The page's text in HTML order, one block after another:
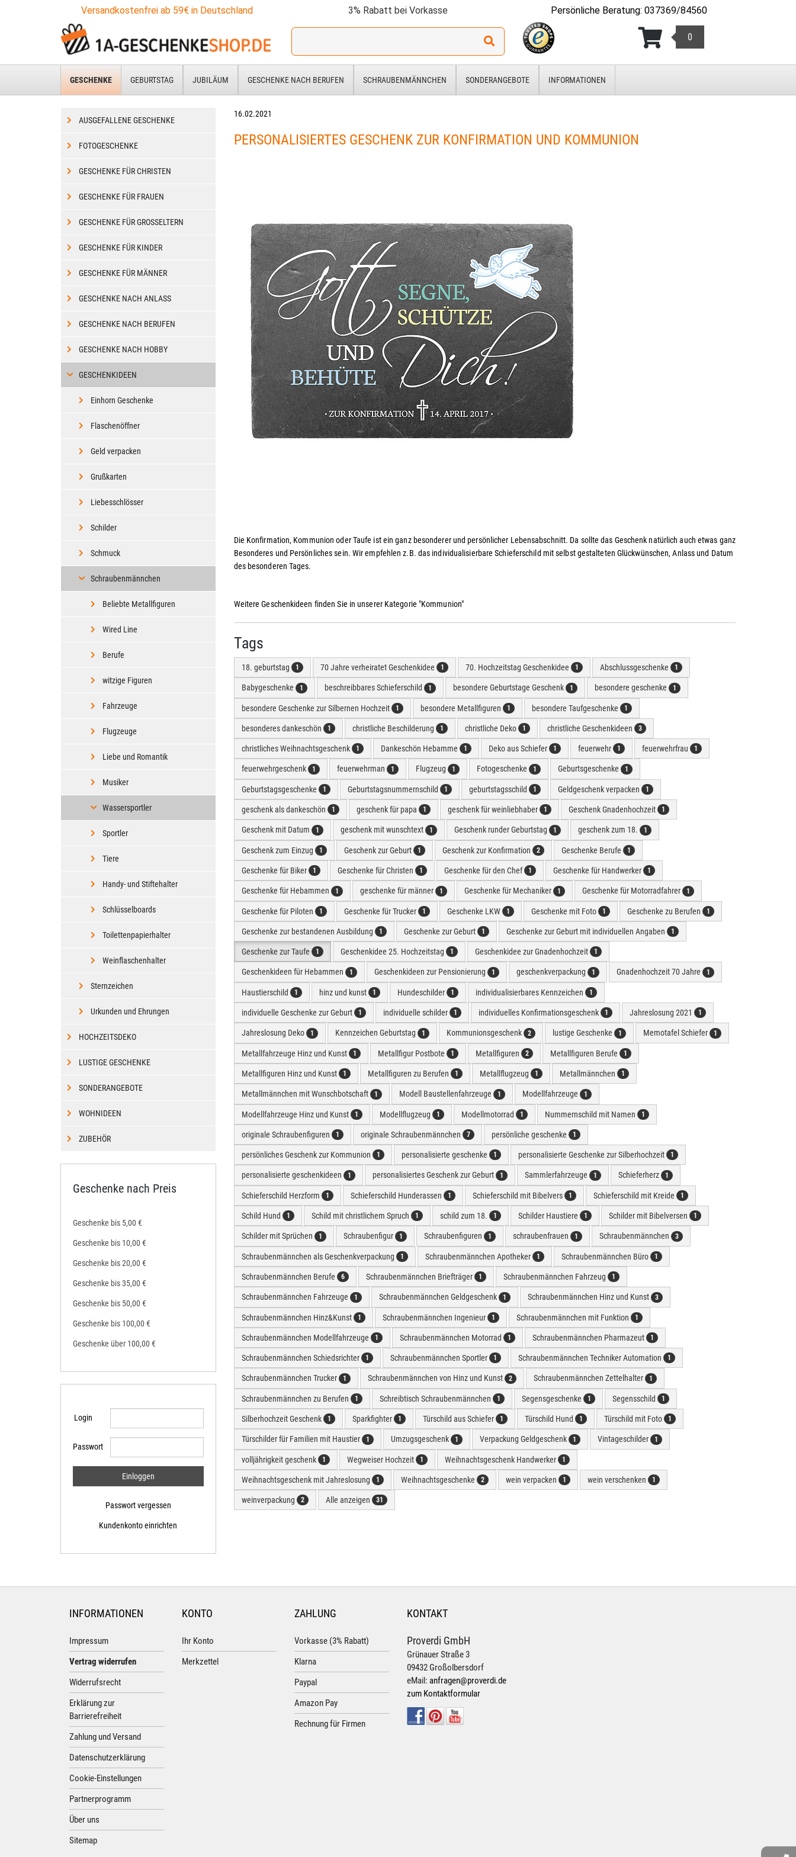
Versandkostenfrei ab 59€ in Deutschland 3% Rabatt bei Vorkasse Persönliche Beratung: 037369/84560
Ich
für:
0
GESCHENKE GEBURTSTAG JUBILÄUM GESCHENKE NACH BERUFEN SCHRAUBENMÄNNCHEN SONDERANGEBOTE INFORMATIONEN
16.02.2021
PERSONALISIERTES GESCHENK ZUR KONFIRMATION UND KOMMUNION
Die Konfirmation, Kommunion oder Taufe ist ein ganz besonderer und persönlicher Lebensabschnitt. Da sollte das Geschenk natürlich auch etwas ganz
Besonderes und Persönliches sein. Wir empfehlen z.B. das individualisierbare Schieferschild mit selbst gestalteten Glückwünschen, Anlass und Datum
des besonderen Tages.
Weitere Geschenkideen finden Sie in unserer Kategorie "Kommunion"
Tags
18. geburtstag 1 70 Jahre verheiratet Geschenkidee 1 70. Hochzeitstag Geschenkidee 1 Abschlussgeschenke 1
Babygeschenke 1 beschreibbares Schieferschild 1 besondere Geburtstage Geschenk 1 besondere geschenke 1
besondere Geschenke zur Silbernen Hochzeit 1 besondere Metallfiguren 1 besondere Taufgeschenke 1
besonderes dankeschön 1 christliche Beschilderung 1 christliche Deko 1 christliche Geschenkideen 3
christliches Weihnachtsgeschenk 1 Dankeschön Hebamme 1 Deko aus Schiefer 1 feuerwehr 1 feuerwehrfrau 1
feuerwehrgeschenk 1 feuerwehrman 1 Flugzeug 1 Fotogeschenke 1 Geburtsgeschenke 1
Geburtstagsgeschenke 1 Geburtstagsnummernschild 1 geburtstagsschild 1 Geldgeschenk verpacken 1
geschenk als dankeschön 1 geschenk für papa 1 geschenk für weinliebhaber 1 Geschenk Gnadenhochzeit 1
Geschenk mit Datum 1 geschenk mit wunschtext 1 Geschenk runder Geburtstag 1 geschenk zum 18. 1
Geschenk zum Einzug 1 Geschenk zur Geburt 1 Geschenk zur Konfirmation 2 Geschenke Berufe 1
Geschenke für Biker 1 Geschenke für Christen 1 Geschenke für den Chef 1 Geschenke für Handwerker 1
Geschenke für Hebammen 1 geschenke für männer 1 Geschenke für Mechaniker 1 Geschenke für Motorradfahrer 1
Geschenke für Piloten 1 Geschenke für Trucker 1 Geschenke LKW 1 Geschenke mit Foto 1 Geschenke zu Berufen 1
Geschenke zur bestandenen Ausbildung 1 Geschenke zur Geburt 1 Geschenke zur Geburt mit individuellen Angaben 1
Geschenke zur Taufe 1 Geschenkidee 25. Hochzeitstag 1 Geschenkidee zur Gnadenhochzeit 1
Geschenkideen für Hebammen 1 Geschenkideen zur Pensionierung 1 geschenkverpackung 1 Gnadenhochzeit 70 Jahre 1
Haustierschild 1 hinz und kunst 1 Hundeschilder 1 individualisierbares Kennzeichen 1
individuelle Geschenke zur Geburt 1 individuelle schilder 1 individuelles Konfirmationsgeschenk 1 Jahreslosung 2021 1
Jahreslosung Deko 1 Kennzeichen Geburtstag 1 Kommunionsgeschenk 2 lustige Geschenke 1 Memotafel Schiefer 1
Metallfahrzeuge Hinz und Kunst 1 Metallfigur Postbote 1 Metallfiguren 2 Metallfiguren Berufe 1
Metallfiguren Hinz und Kunst 1 Metallfiguren zu Berufen 1 Metallflugzeug 1 Metallmännchen 1
Metallmännchen mit Wunschbotschaft 1 Modell Baustellenfahrzeuge 1 Modellfahrzeuge 1
Modellfahrzeuge Hinz und Kunst 1 Modellflugzeug 1 Modellmotorrad 1 Nummernschild mit Namen 1
originale Schraubenfiguren 1 originale Schraubenmännchen 7 persönliche geschenke 1
persönliches Geschenk zur Kommunion 1 personalisierte geschenke 1 personalisierte Geschenke zur Silberhochzeit 1
personalisierte geschenkideen 1 personalisiertes Geschenk zur Geburt 1 Sammlerfahrzeuge 1 Schieferherz 1
Schieferschild Herzform 1 Schieferschild Hunderassen 1 Schieferschild mit Bibelvers 1 Schieferschild mit Kreide 1
Schild Hund 1 Schild mit christlichem Spruch 1 schild zum 18. 1 Schilder Haustiere 1 Schilder mit Bibelversen 1
Schilder mit Sprüchen 1 Schraubenfigur 1 Schraubenfiguren 1 schraubenfrauen 1 Schraubenmännchen 3
Schraubenmännchen als Geschenkverpackung 1 Schraubenmännchen Apotheker 1 Schraubenmännchen Büro 1
Schraubenmännchen Berufe 6 Schraubenmännchen Briefträger 1 Schraubenmännchen Fahrzeug 1
Schraubenmännchen Fahrzeuge 1 Schraubenmännchen Geldgeschenk 1 Schraubenmännchen Hinz und Kunst 3
Schraubenmännchen Hinz&Kunst 1 Schraubenmännchen Ingenieur 1 Schraubenmännchen mit Funktion 1
Schraubenmännchen Modellfahrzeuge 1 Schraubenmännchen Motorrad 1 Schraubenmännchen Pharmazeut 1
Schraubenmännchen Schiedsrichter 1 Schraubenmännchen Sportler 1 Schraubenmännchen Techniker Automation 1
Schraubenmännchen Trucker 1 Schraubenmännchen von Hinz und Kunst 2 Schraubenmännchen Zettelhalter 1
Schraubenmännchen zu Berufen 1 Schreibtisch Schraubenmännchen 1 Segensgeschenke 1 Segensschild 1
Silberhochzeit Geschenk 1 Sparkfighter 1 Türschild aus Schiefer 1 Türschild Hund 1 Türschild mit Foto 1
Türschilder für Familien mit Haustier 1 Umzugsgeschenk 1 Verpackung Geldgeschenk 1 Vintageschilder 1
volljährigkeit geschenk 1 Wegweiser Hochzeit 1 Weihnachtsgeschenk Handwerker 1
Weihnachtsgeschenk mit Jahreslosung 1 Weihnachtsgeschenke 2 wein verpacken 1 wein verschenken 1
weinverpackung 2 Alle anzeigen 31
AUSGEFALLENE GESCHENKE
FOTOGESCHENKE
GESCHENKE FÜR CHRISTEN
GESCHENKE FÜR FRAUEN
GESCHENKE FÜR GROSSELTERN
GESCHENKE FÜR KINDER
GESCHENKE FÜR MÄNNER
GESCHENKE NACH ANLASS
GESCHENKE NACH BERUFEN
GESCHENKE NACH HOBBY
GESCHENKIDEEN
Einhorn Geschenke
Flaschenöffner
Geld verpacken
Grußkarten
Liebesschlösser
Schilder
Schmuck
Schraubenmännchen
Beliebte Metallfiguren
Wired Line
Berufe
witzige Figuren
Fahrzeuge
Flugzeuge
Liebe und Romantik
Musiker
Wassersportler
Sportler
Tiere
Handy- und Stiftehalter
Schlüsselboards
Toilettenpapierhalter
Weinflaschenhalter
Sternzeichen
Urkunden und Ehrungen
HOCHZEITSDEKO
LUSTIGE GESCHENKE
SONDERANGEBOTE
WOHNIDEEN
ZUBEHÖR
Geschenke nach Preis
Geschenke bis 5,00 €
Geschenke bis 10,00 €
Geschenke bis 20,00 €
Geschenke bis 35,00 €
Geschenke bis 50,00 €
Geschenke bis 100,00 €
Geschenke über 100,00 €
Login
Passwort
Passwort vergessen
Kundenkonto einrichten
INFORMATIONEN
Impressum
Vertrag widerrufen
Widerrufsrecht
Erklärung zur
Barrierefreiheit
Zahlung und Versand
Datenschutzerklärung
Cookie-Einstellungen
Partnerprogramm
Über uns
Sitemap
KONTO
Ihr Konto
Merkzettel
ZAHLUNG
Vorkasse (3% Rabatt)
Klarna
Paypal
Amazon Pay
Rechnung für Firmen
KONTAKT
Proverdi GmbH
Grünauer Straße 3
09432 Großolbersdorf
eMail: anfragen@proverdi.de
zum Kontaktformular